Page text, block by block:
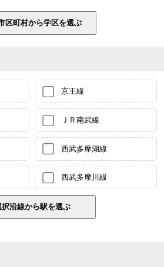
京王線
ＪＲ南武線
西武多摩湖線
西武多摩川線